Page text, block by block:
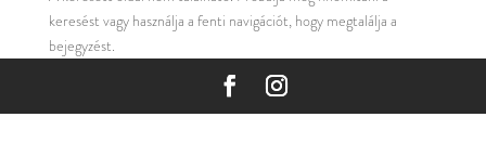
keresést vagy használja a fenti navigációt, hogy megtalálja a
bejegyzést.